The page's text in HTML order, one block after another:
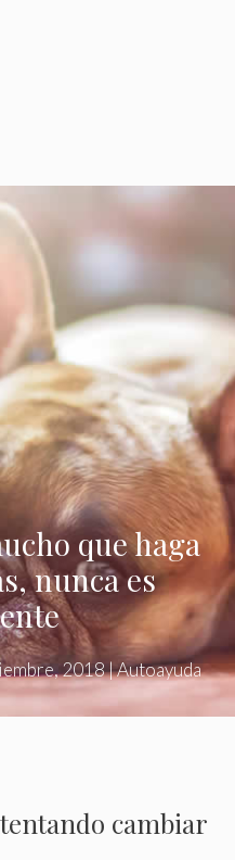
que haga
nunca es
2018|Autoayuda
cambiar